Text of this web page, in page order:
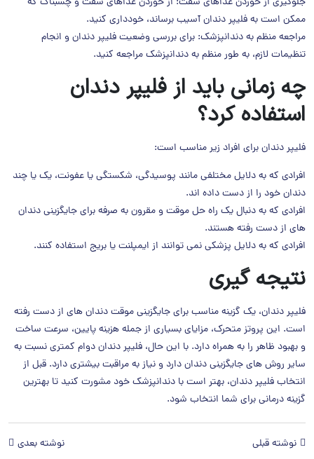
ممکن است به فلیپر دندان آسیب برساند، خودداری کنید.
مراجعه منظم به دندانپزشک: برای بررسی وضعیت فلیپر دندان و انجام
تنظیمات لازم، به طور منظم به دندانپزشک مراجعه کنید.
چه زمانی باید از فلیپر دندان
استفاده کرد؟
فلیپر دندان برای افراد زیر مناسب است:
افرادی که به دلایل مختلفی مانند پوسیدگی، شکستگی یا عفونت، یک یا چند
دندان خود را از دست داده اند.
افرادی که به دنبال یک راه حل موقت و مقرون به صرفه برای جایگزینی دندان
های از دست رفته هستند.
افرادی که به دلایل پزشکی نمی توانند از ایمپلنت یا بریج استفاده کنند.
نتیجه گیری
فلیپر دندان، یک گزینه مناسب برای جایگزینی موقت دندان های از دست رفته
است. این پروتز متحرک، مزایای بسیاری از جمله هزینه پایین، سرعت ساخت
و بهبود ظاهر را به همراه دارد. با این حال، فلیپر دندان دوام کمتری نسبت به
سایر روش های جایگزینی دندان دارد و نیاز به مراقبت بیشتری دارد. قبل از
انتخاب فلیپر دندان، بهتر است با دندانپزشک خود مشورت کنید تا بهترین
گزینه درمانی برای شما انتخاب شود.
نوشته قبلی نوشته بعدی